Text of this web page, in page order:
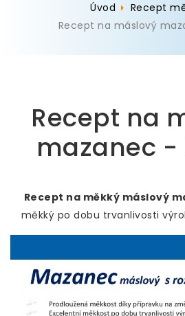
Úvod
Recept
Recept na máslový
Recept na
mazanec -
Recept na měkký máslový
měkký po dobu trvanlivosti